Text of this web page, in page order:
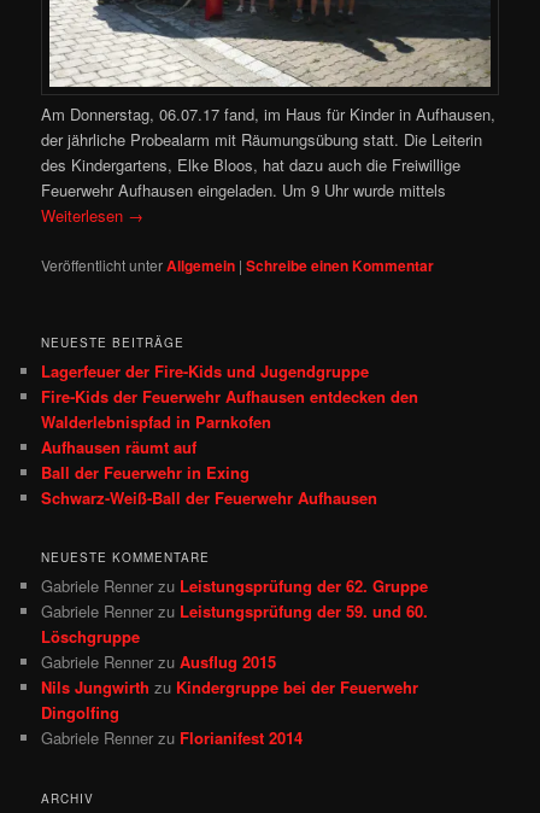
Am Donnerstag, 06.07.17 fand, im Haus für Kinder in Aufhausen,
der jährliche Probealarm mit Räumungsübung statt. Die Leiterin
des Kindergartens, Elke Bloos, hat dazu auch die Freiwillige
Feuerwehr Aufhausen eingeladen. Um 9 Uhr wurde mittels
Weiterlesen →
Veröffentlicht unterAllgemein |Schreibe einen Kommentar
NEUESTE BEITRÄGE
Lagerfeuer der Fire-Kids und Jugendgruppe
Fire‑Kids der Feuerwehr Aufhausen entdecken den
Walderlebnispfad in Parnkofen
Aufhausen räumt auf
Ball der Feuerwehr in Exing
Schwarz-Weiß-Ball der Feuerwehr Aufhausen
NEUESTE KOMMENTARE
Gabriele Renner zu Leistungsprüfung der 62. Gruppe
Gabriele Renner zu Leistungsprüfung der 59. und 60.
Löschgruppe
Gabriele Renner zuAusflug 2015
Nils Jungwirth zu Kindergruppe bei der Feuerwehr
Dingolfing
Gabriele Renner zu Florianifest 2014
ARCHIV